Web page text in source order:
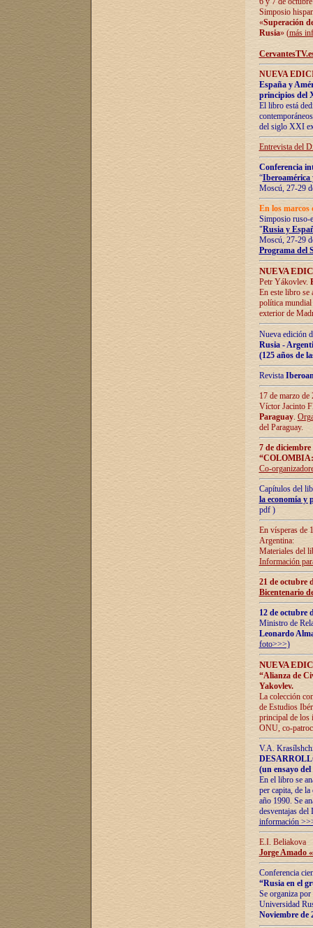
Simposio
«Superación
Rusia» (más
NUEVA
España y
principios del
El libro está
del siglo XXI
Entrevista del
Conferencia
“Iberoamérica
Moscú, 27-29
En los marcos
Simposio ruso-
"Rusia y
Moscú, 27-29
Programa del
NUEVA
Petr Yákovlev.
En este libro se
política mundial
exterior de
Nueva edición
Rusia -
(125 años de
Revista
17 de marzo
Víctor Jacinto
Paraguay.
del Paraguay.
7 de
Co-
Capítulos del
la economía y
pdf )
En vísperas de
Argentina:
Materiales del
Información
21 de octubre
Bicentenario
12 de octubre
Ministro de
Leonardo
foto>>>)
NUEVA
“Alianza de
Yakovlev.
La colección
de Estudios
principal de los
ONU, co-
V.A.
(un ensayo
En el libro se
per capita, de
año 1990. Se
desventajas
información
E.I. Beliakova
Jorge Amado
Conferencia
“Rusia en el
Se organiza
Universidad
Noviembre de